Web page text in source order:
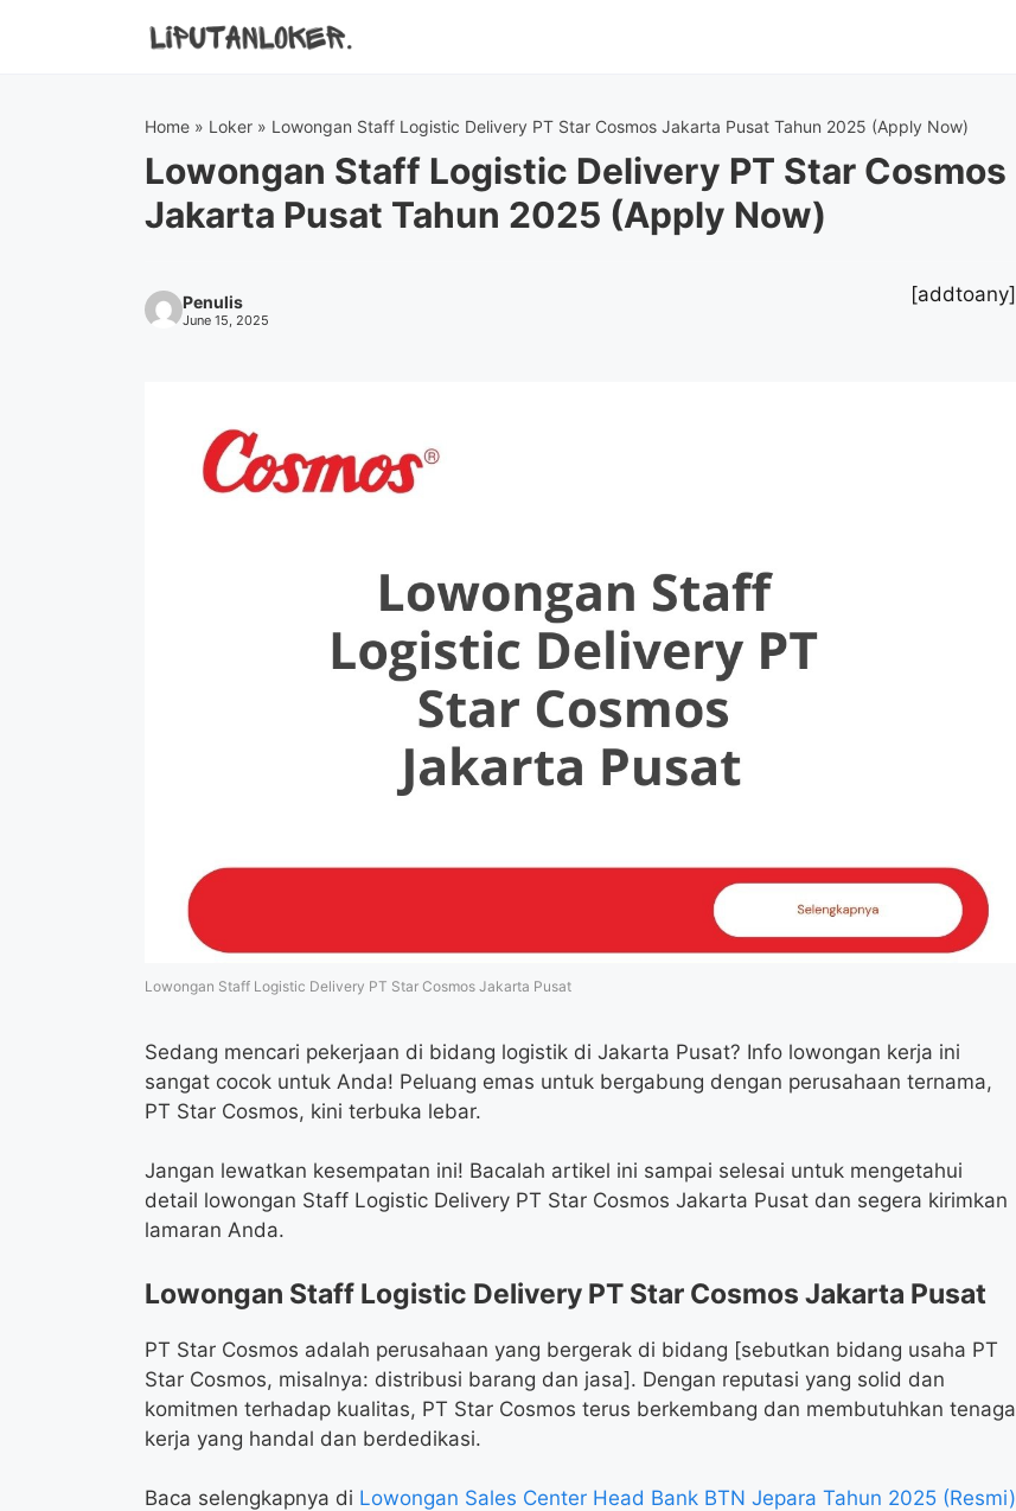
Home » Loker » Lowongan Staff Logistic Delivery PT Star Cosmos Jakarta Pusat Tahun 2025 (Apply Now)
Lowongan Staff Logistic Delivery PT Star Cosmos
Jakarta Pusat Tahun 2025 (Apply Now)
Penulis
June 15, 2025
[addtoany]
Lowongan Staff Logistic Delivery PT Star Cosmos Jakarta Pusat
Sedang mencari pekerjaan di bidang logistik di Jakarta Pusat? Info lowongan kerja ini
sangat cocok untuk Anda! Peluang emas untuk bergabung dengan perusahaan ternama,
PT Star Cosmos, kini terbuka lebar.
Jangan lewatkan kesempatan ini! Bacalah artikel ini sampai selesai untuk mengetahui
detail lowongan Staff Logistic Delivery PT Star Cosmos Jakarta Pusat dan segera kirimkan
lamaran Anda.
Lowongan Staff Logistic Delivery PT Star Cosmos Jakarta Pusat
PT Star Cosmos adalah perusahaan yang bergerak di bidang [sebutkan bidang usaha PT
Star Cosmos, misalnya: distribusi barang dan jasa]. Dengan reputasi yang solid dan
komitmen terhadap kualitas, PT Star Cosmos terus berkembang dan membutuhkan tenaga
kerja yang handal dan berdedikasi.
Baca selengkapnya di Lowongan Sales Center Head Bank BTN Jepara Tahun 2025 (Resmi)